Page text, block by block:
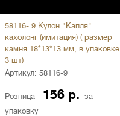
58116- 9 Кулон "Капля"
кахолонг (имитация) ( размер
камня 18*13*13 мм, в упаковке
3 шт)
Артикул: 58116-9
Розница - 156 р. за
упаковку